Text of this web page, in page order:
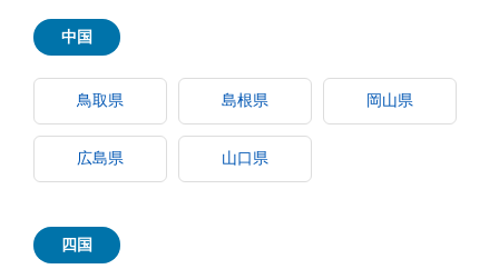
中国
鳥取県 島根県 岡山県
広島県 山口県
四国